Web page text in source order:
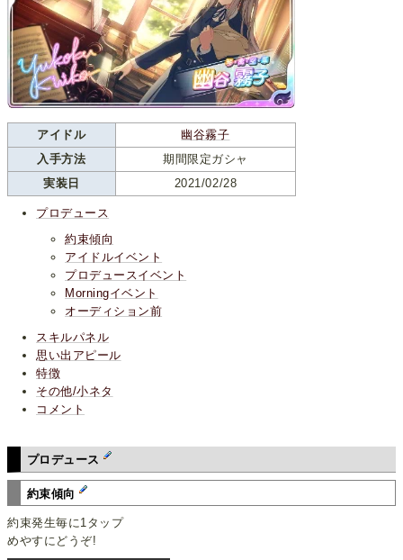
アイドル
幽谷霧子
入手方法
期間限定ガシャ
実装日
2021/02/28
プロデュース
約束傾向
アイドルイベント
プロデュースイベント
Morningイベント
オーディション前
スキルパネル
思い出アピール
特徴
その他/小ネタ
コメント
プロデュース
約束傾向
約束発生毎に1タップ
めやすにどうぞ!